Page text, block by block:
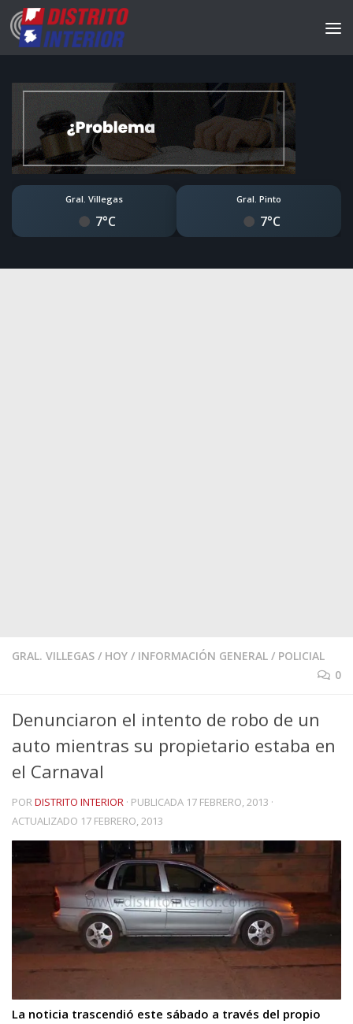
Gral. Villegas
7°C
Gral. Pinto
7°C
GRAL. VILLEGAS / HOY / INFORMACIÓN GENERAL / POLICIAL
0
Denunciaron el intento de robo de un
auto mientras su propietario estaba en
el Carnaval
PORDISTRITO INTERIOR · PUBLICADA 17 FEBRERO, 2013 ·
ACTUALIZADO 17 FEBRERO, 2013
La noticia trascendió este sábado a través del propio